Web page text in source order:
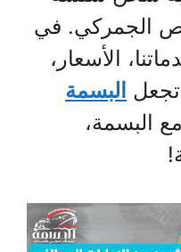
الجمركي. في
الأسعار،
تجعل البسمة
البسمة،